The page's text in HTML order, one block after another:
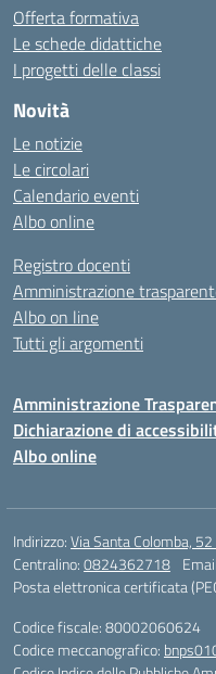
Offerta formativa
Le schede didattiche
I progetti delle classi
Novità
Le notizie
Le circolari
Calendario eventi
Albo online
Registro docenti
Amministrazione
Albo on line
Tutti gli argomenti
Amministrazione
Dichiarazione di
Albo online
Indirizzo:Via Santa Colomba,
Centralino:0824362718
Posta elettronica certificata
Codice fiscale: 80002060624
Codice meccanografico: